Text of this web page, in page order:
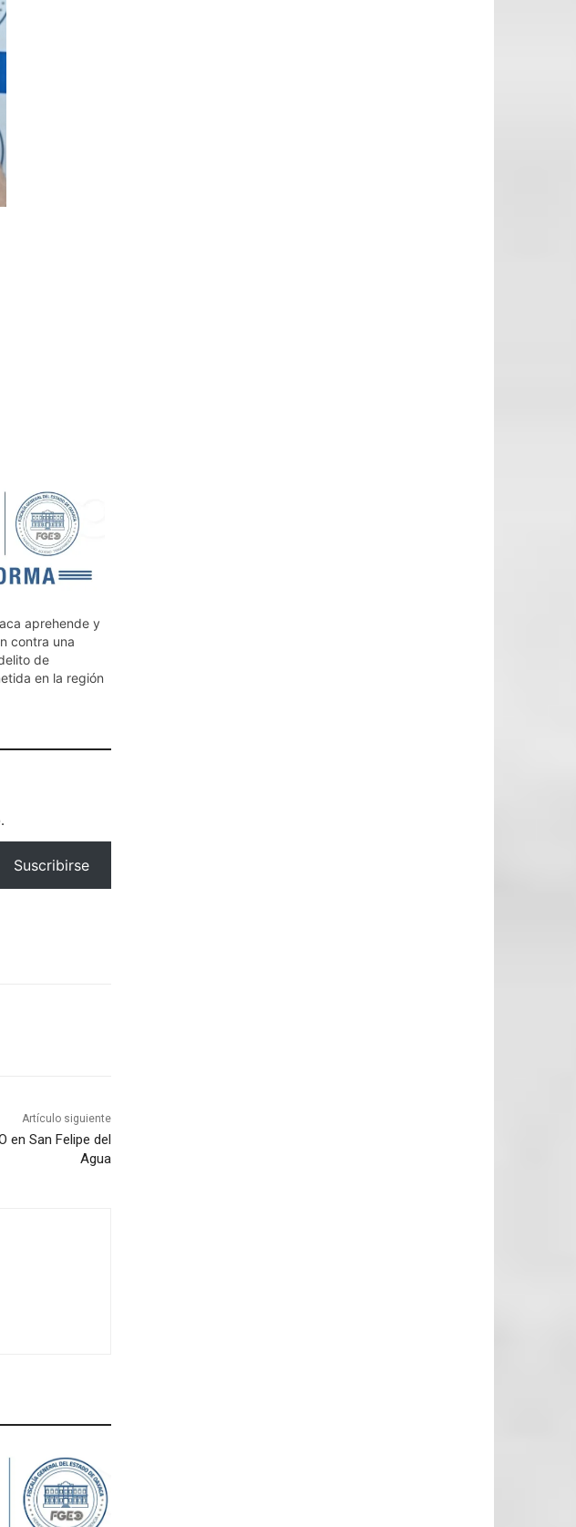
aprehende y
contra una
de
en la región
Suscribirse
Artículo siguiente
en San Felipe del
Agua